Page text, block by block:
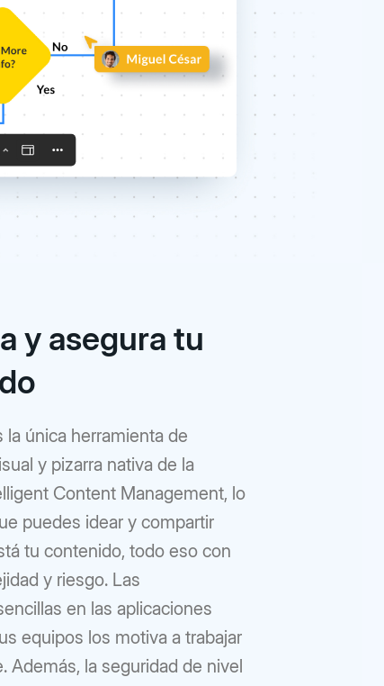
y asegura tu
la única herramienta de
y pizarra nativa de la
Content Management, lo
puedes idear y compartir
tu contenido, todo eso con
y riesgo. Las
en las aplicaciones
equipos los motiva a trabajar
Además, la seguridad de nivel